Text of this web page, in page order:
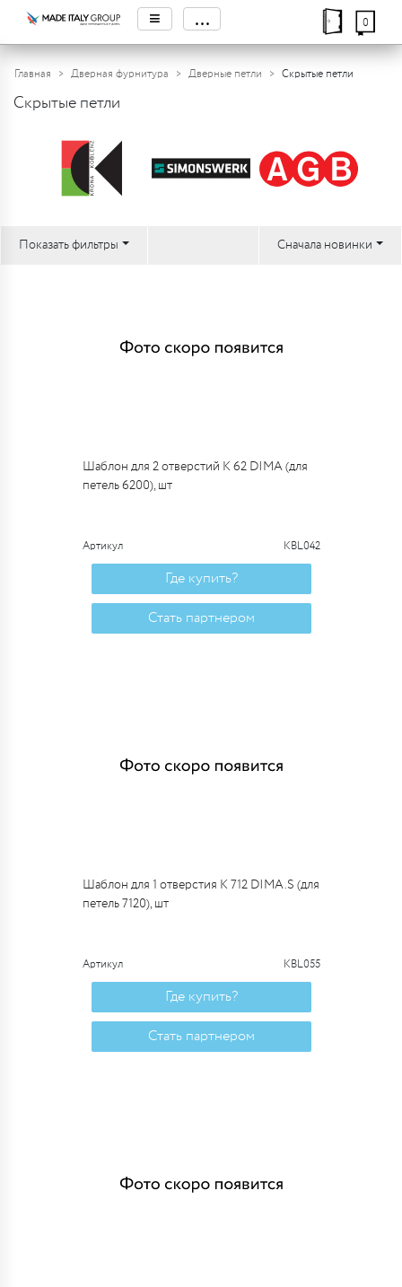
≡ ... 0
Главная Дверная фурнитура Дверные петли Скрытые петли
Скрытые петли
Показать фильтры Сначала новинки
Шаблон для 2 отверстий K 62 DIMA (для
петель 6200), шт
Артикул KBL042
Где купить?
Стать партнером
Шаблон для 1 отверстия К 712 DIMA.S (для
петель 7120), шт
Артикул KBL055
Где купить?
Стать партнером